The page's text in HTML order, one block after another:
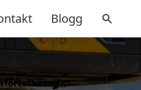
Blogg